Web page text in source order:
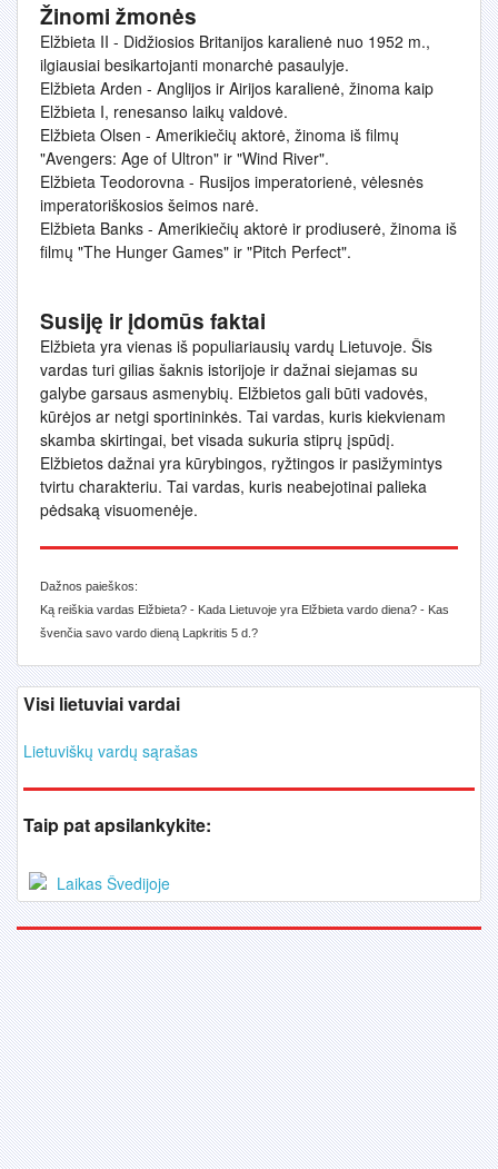
Žinomi žmonės
Elžbieta II - Didžiosios Britanijos karalienė nuo 1952 m.,
ilgiausiai besikartojanti monarchė pasaulyje.
Elžbieta Arden - Anglijos ir Airijos karalienė, žinoma kaip
Elžbieta I, renesanso laikų valdovė.
Elžbieta Olsen - Amerikiečių aktorė, žinoma iš filmų
"Avengers: Age of Ultron" ir "Wind River".
Elžbieta Teodorovna - Rusijos imperatorienė, vėlesnės
imperatoriškosios šeimos narė.
Elžbieta Banks - Amerikiečių aktorė ir prodiuserė, žinoma iš
filmų "The Hunger Games" ir "Pitch Perfect".
Susiję ir įdomūs faktai
Elžbieta yra vienas iš populiariausių vardų Lietuvoje. Šis
vardas turi gilias šaknis istorijoje ir dažnai siejamas su
galybe garsaus asmenybių. Elžbietos gali būti vadovės,
kūrėjos ar netgi sportininkės. Tai vardas, kuris kiekvienam
skamba skirtingai, bet visada sukuria stiprų įspūdį.
Elžbietos dažnai yra kūrybingos, ryžtingos ir pasižymintys
tvirtu charakteriu. Tai vardas, kuris neabejotinai palieka
pėdsaką visuomenėje.
Dažnos paieškos:
Ką reiškia vardas Elžbieta? - Kada Lietuvoje yra Elžbieta vardo diena? - Kas
švenčia savo vardo dieną Lapkritis 5 d.?
Visi lietuviai vardai
Lietuviškų vardų sąrašas
Taip pat apsilankykite:
Laikas Švedijoje